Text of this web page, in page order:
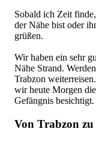
Sobald ich Zeit
der Nähe bist oder
grüßen.
Wir haben ein sehr
Nähe Strand.
Trabzon
wir heute Morgen
Gefängnis besichtigt.
Von Trabzon